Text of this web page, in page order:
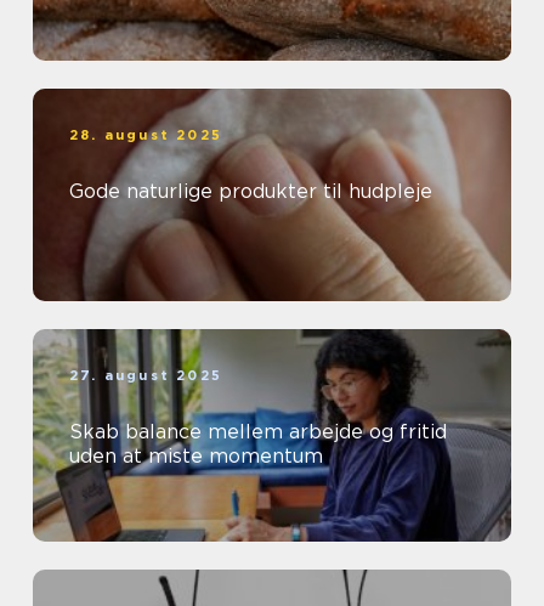
28. august 2025
Gode naturlige produkter til hudpleje
27. august 2025
Skab balance mellem arbejde og fritid
uden at miste momentum